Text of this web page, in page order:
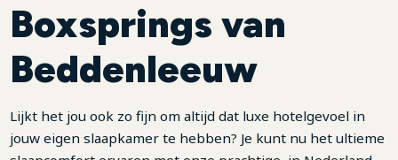
Boxsprings van
Beddenleeuw
Lijkt het jou ook zo fijn om altijd dat luxe hotelgevoel in
jouw eigen slaapkamer te hebben? Je kunt nu het ultieme